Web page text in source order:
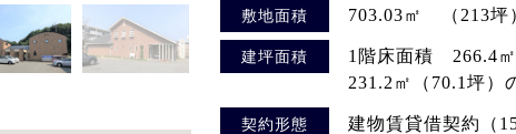
敷地面積 703.03㎡ （213坪
建坪面積
1階床面積 266.4
231.2㎡（70.1坪）
契約形態 建物賃貸借契約（